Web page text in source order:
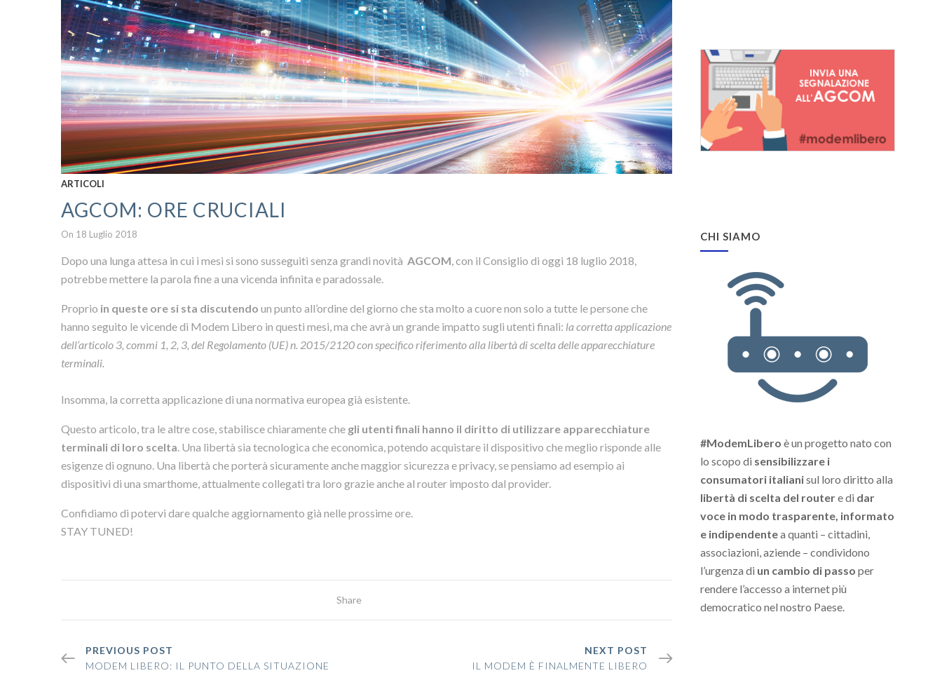
ARTICOLI
AGCOM: ORE CRUCIALI
On 18 Luglio 2018
Dopo una lunga attesa in cui i mesi si sono susseguiti senza grandi novitàAGCOM, con il Consiglio di oggi 18 luglio 2018,
potrebbe mettere la parola fine a una vicenda infinita e paradossale.
Proprio in queste ore si sta discutendo un punto all’ordine del giorno che sta molto a cuore non solo a tutte le persone che
hanno seguito le vicende di Modem Libero in questi mesi, ma che avrà un grande impatto sugli utenti finali: la corretta applicazione
dell’articolo 3, commi 1, 2, 3, del Regolamento (UE) n. 2015/2120 con specifico riferimento alla libertà di scelta delle apparecchiature
terminali.
Insomma, la corretta applicazione di una normativa europea già esistente.
Questo articolo, tra le altre cose, stabilisce chiaramente che gli utenti finali hanno il diritto di utilizzare apparecchiature
terminali di loro scelta. Una libertà sia tecnologica che economica, potendo acquistare il dispositivo che meglio risponde alle
esigenze di ognuno. Una libertà che porterà sicuramente anche maggior sicurezza e privacy, se pensiamo ad esempio ai
dispositivi di una smarthome, attualmente collegati tra loro grazie anche al router imposto dal provider.
Confidiamo di potervi dare qualche aggiornamento già nelle prossime ore.
STAY TUNED!
Share
PREVIOUS POST
MODEM LIBERO: IL PUNTO DELLA SITUAZIONE
NEXT POST
IL MODEM È FINALMENTE LIBERO
CHI SIAMO
#ModemLibero è un progetto nato con
lo scopo di sensibilizzare i
consumatori italianisul loro diritto alla
libertà di scelta del routere di dar
voce in modo trasparente, informato
e indipendentea quanti – cittadini,
associazioni, aziende – condividono
l’urgenza di un cambio di passo per
rendere l’accesso a internet più
democratico nel nostro Paese.